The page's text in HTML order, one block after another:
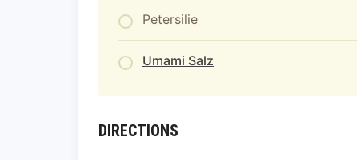
Petersilie
Umami Salz
DIRECTIONS